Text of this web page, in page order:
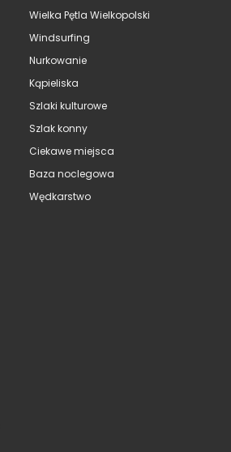
Wielka Pętla Wielkopolski
Windsurfing
Nurkowanie
Kąpieliska
Szlaki kulturowe
Szlak konny
Ciekawe miejsca
Baza noclegowa
Wędkarstwo